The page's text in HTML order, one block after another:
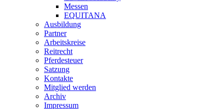
Messen
EQUITANA
Ausbildung
Partner
Arbeitskreise
Reitrecht
Pferdesteuer
Satzung
Kontakte
Mitglied werden
Archiv
Impressum